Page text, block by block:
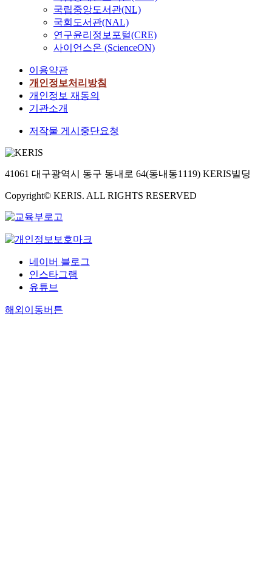
국립중앙도서관(NL)
국회도서관(NAL)
연구윤리정보포털(CRE)
사이언스온 (ScienceON)
이용약관
개인정보처리방침
개인정보 재동의
기관소개
저작물 게시중단요청
41061 대구광역시 동구 동내로 64(동내동1119) KERIS빌딩
Copyright© KERIS. ALL RIGHTS RESERVED
네이버 블로그
인스타그램
유튜브
해외이동버튼